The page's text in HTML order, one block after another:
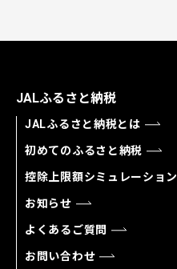
JALふるさと納税
JALふるさと納税とは
初めてのふるさと納税
控除上限額シミュレーション
お知らせ
よくあるご質問
お問い合わせ